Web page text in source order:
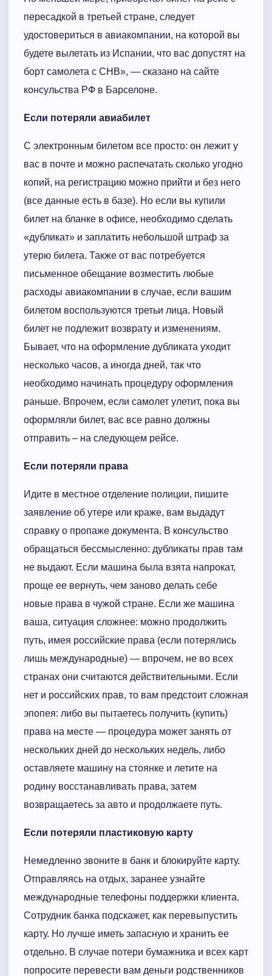
пересадкой в третьей стране, следует
удостовериться в авиакомпании, на которой вы
будете вылетать из Испании, что вас допустят на
борт самолета с СНВ», — сказано на сайте
консульства РФ в Барселоне.
Если потеряли авиабилет
С электронным билетом все просто: он лежит у
вас в почте и можно распечатать сколько угодно
копий, на регистрацию можно прийти и без него
(все данные есть в базе). Но если вы купили
билет на бланке в офисе, необходимо сделать
«дубликат» и заплатить небольшой штраф за
утерю билета. Также от вас потребуется
письменное обещание возместить любые
расходы авиакомпании в случае, если вашим
билетом воспользуются третьи лица. Новый
билет не подлежит возврату и изменениям.
Бывает, что на оформление дубликата уходит
несколько часов, а иногда дней, так что
необходимо начинать процедуру оформления
раньше. Впрочем, если самолет улетит, пока вы
оформляли билет, вас все равно должны
отправить – на следующем рейсе.
Если потеряли права
Идите в местное отделение полиции, пишите
заявление об утере или краже, вам выдадут
справку о пропаже документа. В консульство
обращаться бессмысленно: дубликаты прав там
не выдают. Если машина была взята напрокат,
проще ее вернуть, чем заново делать себе
новые права в чужой стране. Если же машина
ваша, ситуация сложнее: можно продолжить
путь, имея российские права (если потерялись
лишь международные) — впрочем, не во всех
странах они считаются действительными. Если
нет и российских прав, то вам предстоит сложная
эпопея: либо вы пытаетесь получить (купить)
права на месте — процедура может занять от
нескольких дней до нескольких недель, либо
оставляете машину на стоянке и летите на
родину восстанавливать права, затем
возвращаетесь за авто и продолжаете путь.
Если потеряли пластиковую карту
Немедленно звоните в банк и блокируйте карту.
Отправляясь на отдых, заранее узнайте
международные телефоны поддержки клиента.
Сотрудник банка подскажет, как перевыпустить
карту. Но лучше иметь запасную и хранить ее
отдельно. В случае потери бумажника и всех карт
попросите перевести вам деньги родственников